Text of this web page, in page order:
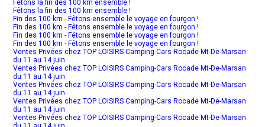
Fêtons la fin des 100 km ensemble !
Fêtons la fin des 100 km ensemble !
Fin des 100 km - Fêtons ensemble le voyage en fourgon !
Fin des 100 km - Fêtons ensemble le voyage en fourgon !
Fin des 100 km - Fêtons ensemble le voyage en fourgon !
Fin des 100 km - Fêtons ensemble le voyage en fourgon !
Ventes Privées chez TOP LOISIRS Camping-Cars Rocade Mt-De-Marsan
du 11 au 14 juin
Ventes Privées chez TOP LOISIRS Camping-Cars Rocade Mt-De-Marsan
du 11 au 14 juin
Ventes Privées chez TOP LOISIRS Camping-Cars Rocade Mt-De-Marsan
du 11 au 14 juin
Ventes Privées chez TOP LOISIRS Camping-Cars Rocade Mt-De-Marsan
du 11 au 14 juin
Ventes Privées chez TOP LOISIRS Camping-Cars Rocade Mt-De-Marsan